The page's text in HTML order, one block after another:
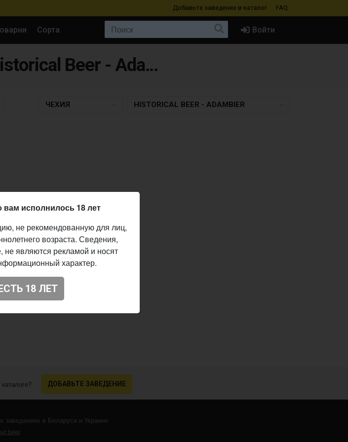
Добавьте заведение в каталог FAQ
Сорта Войти
Пиво в Czech Republic в стиле Historical Beer - Adambier
ЧЕХИЯ HISTORICAL BEER - ADAMBIER
ДОБАВЬТЕ ЗАВЕДЕНИЕ
в Беларуси и Украине
вам исполнилось 18 лет
не рекомендованную для лиц,
возраста. Сведения,
являются рекламой и носят
характер.
18 ЛЕТ